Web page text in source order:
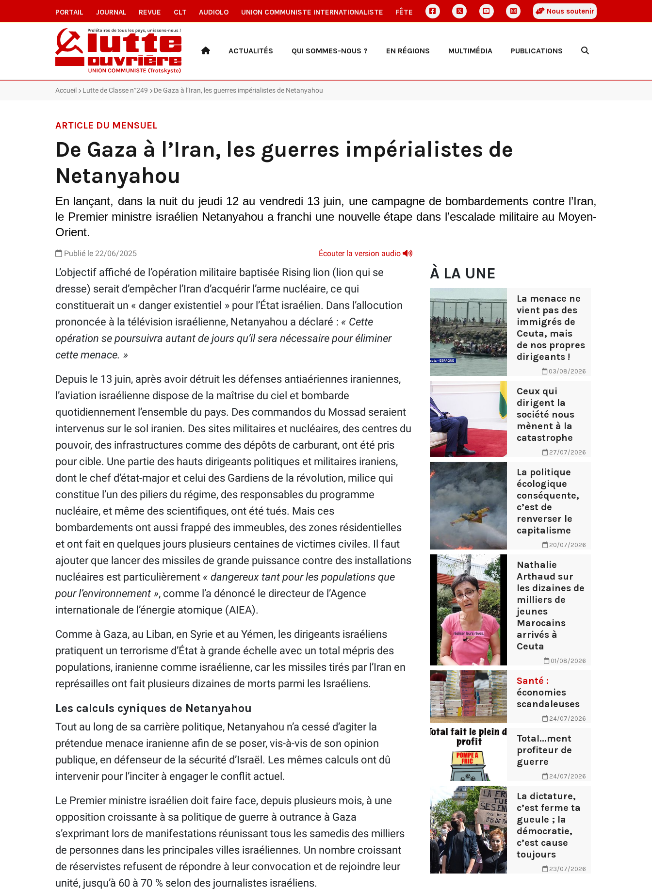
PORTAIL JOURNAL REVUE CLT AUDIOLO UNION COMMUNISTE INTERNATIONALISTE FÊTE Nous soutenir
ACTUALITÉS QUI SOMMES-NOUS ? EN RÉGIONS MULTIMÉDIA PUBLICATIONS
Accueil Lutte de Classe n°249 De Gaza à l’Iran, les guerres impérialistes de Netanyahou
ARTICLE DU MENSUEL
De Gaza à l’Iran, les guerres impérialistes de
Netanyahou
En lançant, dans la nuit du jeudi 12 au vendredi 13 juin, une campagne de bombardements contre l’Iran,
le Premier ministre israélien Netanyahou a franchi une nouvelle étape dans l’escalade militaire au Moyen-
Orient.
Publié le 22/06/2025 Écouter la version audio
L’objectif affiché de l’opération militaire baptisée Rising lion (lion qui se
dresse) serait d’empêcher l’Iran d’acquérir l’arme nucléaire, ce qui
constituerait un « danger existentiel » pour l’État israélien. Dans l’allocution
prononcée à la télévision israélienne, Netanyahou a déclaré : « Cette
opération se poursuivra autant de jours qu’il sera nécessaire pour éliminer
cette menace. »
Depuis le 13 juin, après avoir détruit les défenses antiaériennes iraniennes,
l’aviation israélienne dispose de la maîtrise du ciel et bombarde
quotidiennement l’ensemble du pays. Des commandos du Mossad seraient
intervenus sur le sol iranien. Des sites militaires et nucléaires, des centres du
pouvoir, des infrastructures comme des dépôts de carburant, ont été pris
pour cible. Une partie des hauts dirigeants politiques et militaires iraniens,
dont le chef d’état-major et celui des Gardiens de la révolution, milice qui
constitue l’un des piliers du régime, des responsables du programme
nucléaire, et même des scientifiques, ont été tués. Mais ces
bombardements ont aussi frappé des immeubles, des zones résidentielles
et ont fait en quelques jours plusieurs centaines de victimes civiles. Il faut
ajouter que lancer des missiles de grande puissance contre des installations
nucléaires est particulièrement « dangereux tant pour les populations que
pour l’environnement », comme l’a dénoncé le directeur de l’Agence
internationale de l’énergie atomique (AIEA).
Comme à Gaza, au Liban, en Syrie et au Yémen, les dirigeants israéliens
pratiquent un terrorisme d’État à grande échelle avec un total mépris des
populations, iranienne comme israélienne, car les missiles tirés par l’Iran en
représailles ont fait plusieurs dizaines de morts parmi les Israéliens.
Les calculs cyniques de Netanyahou
Tout au long de sa carrière politique, Netanyahou n’a cessé d’agiter la
prétendue menace iranienne afin de se poser, vis-à-vis de son opinion
publique, en défenseur de la sécurité d’Israël. Les mêmes calculs ont dû
intervenir pour l’inciter à engager le conflit actuel.
Le Premier ministre israélien doit faire face, depuis plusieurs mois, à une
opposition croissante à sa politique de guerre à outrance à Gaza
s’exprimant lors de manifestations réunissant tous les samedis des milliers
de personnes dans les principales villes israéliennes. Un nombre croissant
de réservistes refusent de répondre à leur convocation et de rejoindre leur
unité, jusqu’à 60 à 70 % selon des journalistes israéliens.
À LA UNE
La menace ne
vient pas des
immigrés de
Ceuta, mais
de nos propres
dirigeants !
03/08/2026
Ceux qui
dirigent la
société nous
mènent à la
catastrophe
27/07/2026
La politique
écologique
conséquente,
c’est de
renverser le
capitalisme
20/07/2026
Nathalie
Arthaud sur
les dizaines de
milliers de
jeunes
Marocains
arrivés à
Ceuta
01/08/2026
Santé :
économies
scandaleuses
24/07/2026
Total...ment
profiteur de
guerre
24/07/2026
La dictature,
c’est ferme ta
gueule ; la
démocratie,
c’est cause
toujours
23/07/2026